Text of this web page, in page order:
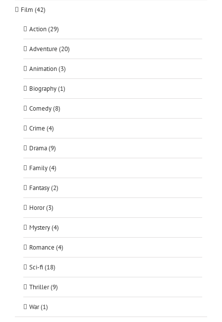
Film (42)
Action (29)
Adventure (20)
Animation (3)
Biography (1)
Comedy (8)
Crime (4)
Drama (9)
Family (4)
Fantasy (2)
Horor (3)
Mystery (4)
Romance (4)
Sci-fi (18)
Thriller (9)
War (1)